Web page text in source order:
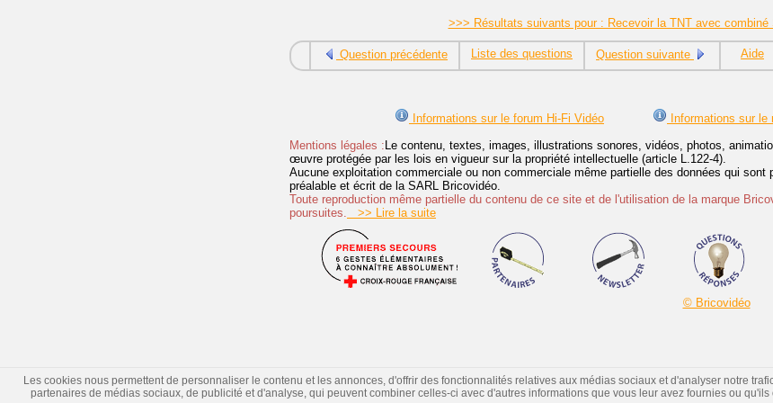
>>> Résultats suivants pour : Recevoir la TNT avec combiné
Question précédente Liste des questions Question suivante Aide
Informations sur le forum Hi-Fi Vidéo Informations sur le
Mentions légales : Le contenu, textes, images, illustrations sonores, vidéos, photos,
œuvre protégée par les lois en vigueur sur la propriété intellectuelle (article L.122-4).
Aucune exploitation commerciale ou non commerciale même partielle des données qui
préalable et écrit de la SARL Bricovidéo.
Toute reproduction même partielle du contenu de ce site et de l'utilisation de la marque
poursuites. >> Lire la suite
© Bricovidéo
Les cookies nous permettent de personnaliser le contenu et les annonces, d'offrir des fonctionnalités relatives aux médias sociaux et d'analyser notre
partenaires de médias sociaux, de publicité et d'analyse, qui peuvent combiner celles-ci avec d'autres informations que vous leur avez fournies ou